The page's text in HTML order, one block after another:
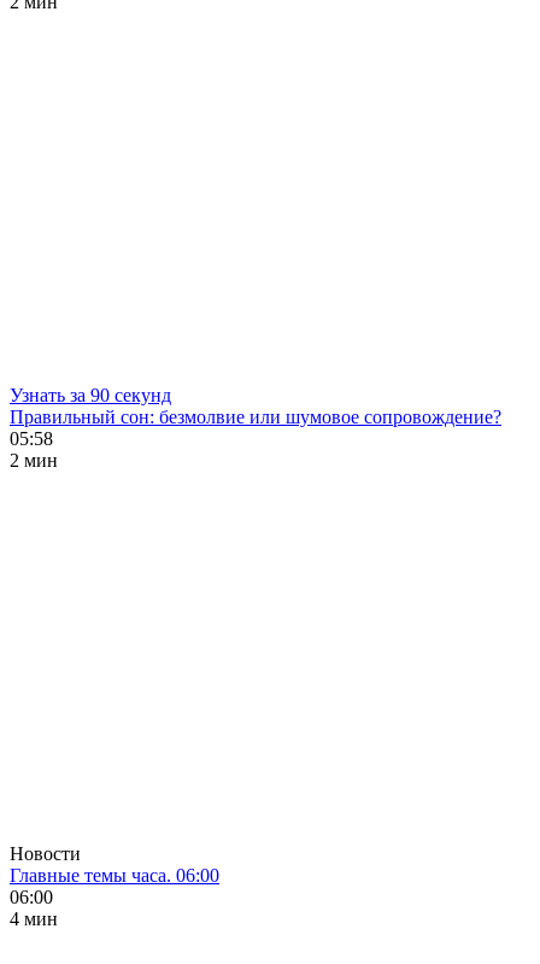
Узнать за 90 секунд
Правильный сон: безмолвие или шумовое сопровождение?
05:58
2 мин
Новости
Главные темы часа. 06:00
06:00
4 мин